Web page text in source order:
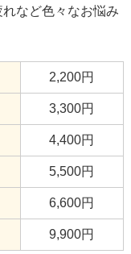
など色々なお悩み
2,200円
3,300円
4,400円
5,500円
6,600円
9,900円